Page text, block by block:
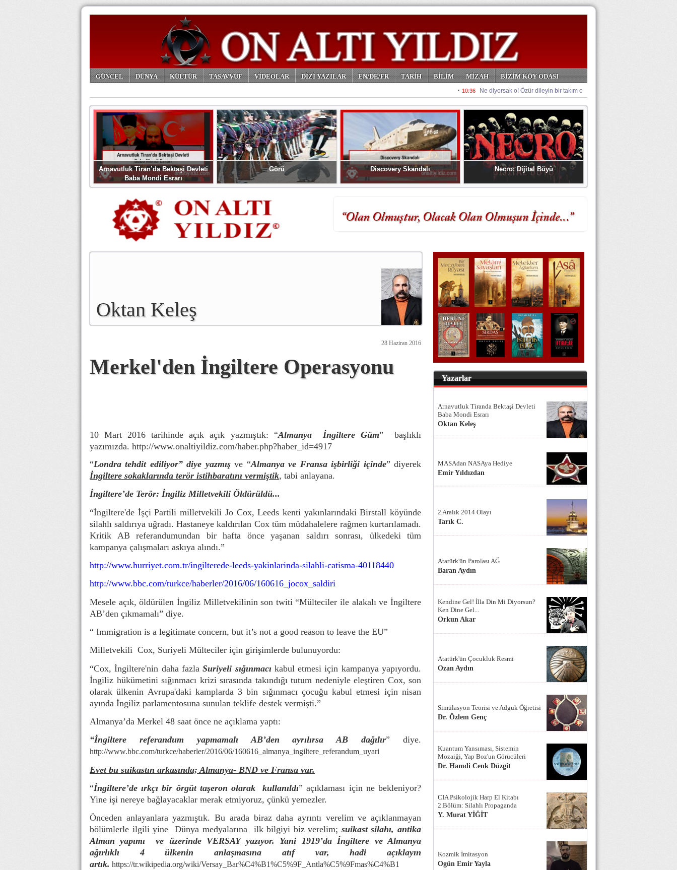
GÜNCEL DÜNYA KÜLTÜR TASAVVUF VİDEOLAR DİZİ YAZILAR EN/DE/FR TARİH BİLİM MİZAH
BİZİM KÖY ODASI
Arnavutluk Tiran’da Bektaşi Devleti
Baba Mondi Esrarı
Görü Discovery Skandalı Necro: Dijital Büyü
Oktan Keleş
28 Haziran 2016
Merkel'den İngiltere Operasyonu
10 Mart 2016 tarihinde açık açık yazmıştık: “Almanya İngiltere Güm” başlıklı
yazımızda. http://www.onaltiyildiz.com/haber.php?haber_id=4917
“Londra tehdit ediliyor” diye yazmışve “Almanya ve Fransa işbirliği içinde” diyerek
İngiltere sokaklarında terör istihbaratını vermiştik, tabi anlayana.
İngiltere’de Terör: İngiliz Milletvekili Öldürüldü...
“İngiltere'de İşçi Partili milletvekili Jo Cox, Leeds kenti yakınlarındaki Birstall köyünde
silahlı saldırıya uğradı. Hastaneye kaldırılan Cox tüm müdahalelere rağmen kurtarılamadı.
Kritik AB referandumundan bir hafta önce yaşanan saldırı sonrası, ülkedeki tüm
kampanya çalışmaları askıya alındı.”
http://www.hurriyet.com.tr/ingilterede-leeds-yakinlarinda-silahli-catisma-40118440
http://www.bbc.com/turkce/haberler/2016/06/160616_jocox_saldiri
Mesele açık, öldürülen İngiliz Milletvekilinin son twiti “Mülteciler ile alakalı ve İngiltere
AB’den çıkmamalı” diye.
“ Immigration is a legitimate concern, but it’s not a good reason to leave the EU”
Milletvekili Cox, Suriyeli Mülteciler için girişimlerde bulunuyordu:
“Cox, İngiltere'nin daha fazlaSuriyeli sığınmacıkabul etmesi için kampanya yapıyordu.
İngiliz hükümetini sığınmacı krizi sırasında takındığı tutum nedeniyle eleştiren Cox, son
olarak ülkenin Avrupa'daki kamplarda 3 bin sığınmacı çocuğu kabul etmesi için nisan
ayında İngiliz parlamentosuna sunulan teklife destek vermişti.”
Almanya’da Merkel 48 saat önce ne açıklama yaptı:
“İngiltere referandum yapmamalı AB’den ayrılırsa AB dağılır” diye.
http://www.bbc.com/turkce/haberler/2016/06/160616_almanya_ingiltere_referandum_uyari
Evet bu suikastın arkasında; Almanya- BND ve Fransa var.
“İngiltere’de ırkçı bir örgüt taşeron olarak kullanıldı” açıklaması için ne bekleniyor?
Yine işi nereye bağlayacaklar merak etmiyoruz, çünkü yemezler.
Önceden anlayanlara yazmıştık. Bu arada biraz daha ayrıntı verelim ve açıklanmayan
bölümlerle ilgili yine Dünya medyalarına ilk bilgiyi biz verelim; suikast silahı, antika
Alman yapımı
ve üzerinde VERSAY yazıyor. Yani 1919’da İngiltere ve Almanya
ağırlıklı 4 ülkenin anlaşmasına atıf var, hadi açıklayın
artık. https://tr.wikipedia.org/wiki/Versay_Bar%C4%B1%C5%9F_Antla%C5%9Fmas%C4%B1
Yazarlar
Arnavutluk Tiranda Bektaşi Devleti
Baba Mondi Esrarı
Oktan Keleş
MASAdan NASAya Hediye
Emir Yıldızdan
2 Aralık 2014 Olayı
Tarık C.
Atatürk'ün Parolası AĞ
Baran Aydın
Kendine Gel! İlla Din Mi Diyorsun?
Ken Dine Gel...
Orkun Akar
Atatürk'ün Çocukluk Resmi
Ozan Aydın
Simülasyon Teorisi ve Adguk Öğretisi
Dr. Özlem Genç
Kuantum Yansıması, Sistemin
Mozaiği, Yap Boz'un Görücüleri
Dr. Hamdi Cenk Düzgit
CIA Psikolojik Harp El Kitabı
2.Bölüm: Silahlı Propaganda
Y. Murat YİĞİT
Kozmik İmitasyon
Ogün Emir Yayla